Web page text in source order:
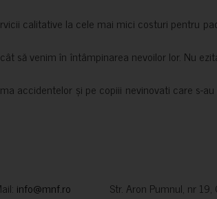
calitative la cele mai mici costuri pentru
să venim în întâmpinarea nevoilor lor. Nu
accidentelor și pe copiii nevinovati care s-
info@mnf.ro Str. Aron Pumnul, nr 19,